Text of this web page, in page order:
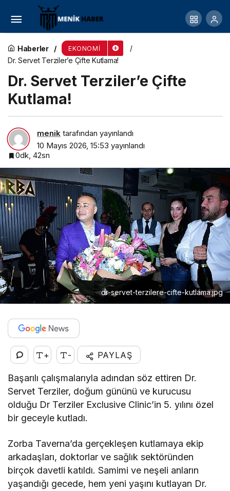
Haberler EKONOMI
Dr. Servet Terziler’e Çifte Kutlama!
Dr. Servet Terziler’e Çifte
Kutlama!
menik tarafından yayınlandı
10 Mayıs 2026, 15:53 yayınlandı
0dk, 42sn
dr-servet-terzilere-cifte-kutlama.jpg
+ - PAYLAŞ
Başarılı çalışmalarıyla adından söz ettiren Dr.
Servet Terziler, doğum gününü ve kurucusu
olduğu Dr Terziler Exclusive Clinic’in 5. yılını özel
bir geceyle kutladı.
Zorba Taverna’da gerçekleşen kutlamaya ekip
arkadaşları, doktorlar ve sağlık sektöründen
birçok davetli katıldı. Samimi ve neşeli anların
yaşandığı gecede, hem yeni yaşını kutlayan Dr.
Türk Halı Sektörü Malezya Pazarında Gücünü
Artırmaya Gidiyor